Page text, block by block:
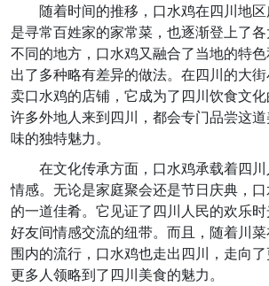
随着时间的推移，口水鸡在四川地
是寻常百姓家的家常菜，也逐渐登上了
不同的地方，口水鸡又融合了当地的特
出了多种略有差异的做法。在四川的大
卖口水鸡的店铺，它成为了四川饮食文化
许多外地人来到四川，都会专门品尝这
味的独特魅力。
在文化传承方面，口水鸡承载着四
情感。无论是家庭聚会还是节日庆典，
的一道佳肴。它见证了四川人民的欢乐
好友间情感交流的纽带。而且，随着川
围内的流行，口水鸡也走出四川，走向
更多人领略到了四川美食的魅力。